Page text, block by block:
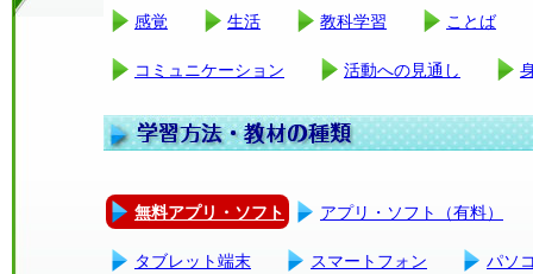
感覚 生活 教科学習 ことば
コミュニケーション 活動への見通し
無料アプリ・ソフト アプリ・ソフト（有料）
タブレット端末 スマートフォン パソ